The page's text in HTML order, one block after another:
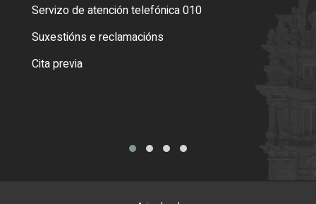
Servizo de atención telefónica 010
Suxestións e reclamacións
Cita previa